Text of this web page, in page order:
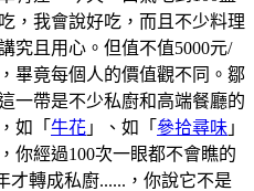
，我會說好吃，而且不少料理
究且用心。但值不值5000元/
畢竟每個人的價值觀不同。鄒
一帶是不少私廚和高端餐廳的
如「 牛花 」、如「 參拾尋味 」
你經過100次一眼都不會瞧的
才轉成私廚......，你說它不是